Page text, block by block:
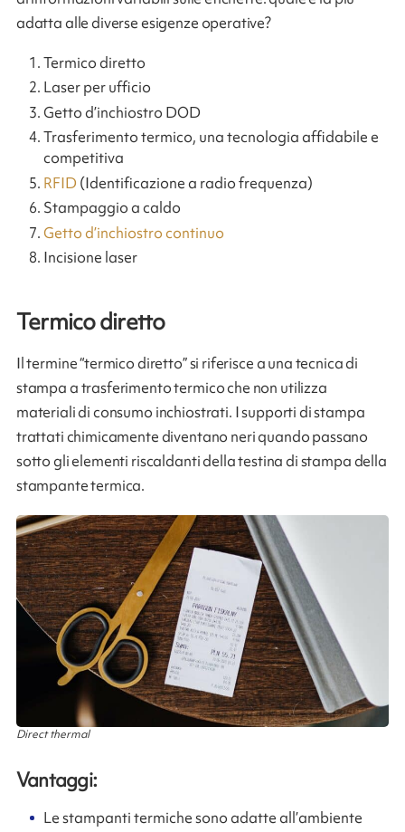
adatta alle diverse esigenze operative?
Termico diretto
Laser per ufficio
Getto d’inchiostro DOD
Trasferimento termico, una tecnologia affidabile e
competitiva
RFID (Identificazione a radio frequenza)
Stampaggio a caldo
Getto d’inchiostro continuo
Incisione laser
Termico diretto
Il termine “termico diretto” si riferisce a una tecnica di
stampa a trasferimento termico che non utilizza
materiali di consumo inchiostrati. I supporti di stampa
trattati chimicamente diventano neri quando passano
sotto gli elementi riscaldanti della testina di stampa della
stampante termica.
Direct thermal
Vantaggi:
Le stampanti termiche sono adatte all’ambiente